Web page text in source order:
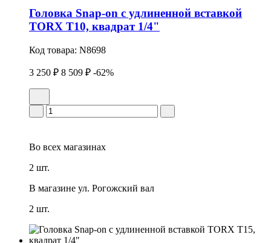
Головка Snap-on с удлиненной вставкой
TORX T10, квадрат 1/4"
Код товара: N8698
3 250 ₽ 8 509 ₽ -62%
Во всех магазинах
2 шт.
В магазине ул. Рогожский вал
2 шт.